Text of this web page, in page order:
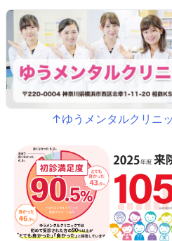
↑ゆうメンタルクリニ